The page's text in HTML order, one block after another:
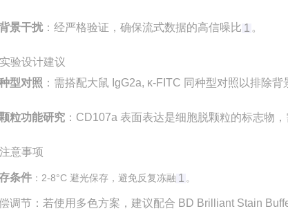
景干扰‌：经严格验证，确保流式数据的高信噪比‌ 1 。
实验设计建议
型对照 ：需搭配大鼠 IgG2a, κ-FITC 同种型对照以排除背
粒功能研究 ：CD107a 表面表达是细胞脱颗粒的标志物
注意事项
条件 ‌：2-8°C 避光保存，避免反复冻融‌ 1 。
调节 ：若使用多色方案，建议配合 BD Brilliant Stain